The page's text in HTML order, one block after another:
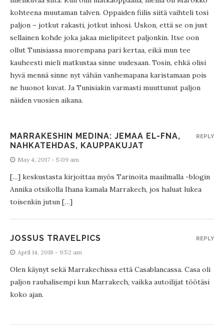
kohteena muutaman talven. Oppaiden fiilis siitä vaihteli tosi
paljon – jotkut rakasti, jotkut inhosi. Uskon, että se on just
sellainen kohde joka jakaa mielipiteet paljonkin. Itse oon
ollut Tunisiassa nuorempana pari kertaa, eikä mun tee
kauheesti mieli matkustaa sinne uudesaan. Tosin, ehkä olisi
hyvä mennä sinne nyt vähän vanhemapana karistamaan pois
ne huonot kuvat. Ja Tunisiakin varmasti muuttunut paljon
näiden vuosien aikana.
MARRAKESHIN MEDINA: JEMAA EL-FNA,
NAHKATEHDAS, KAUPPAKUJAT
May 4, 2017 - 5:09 am
[…] keskustasta kirjoittaa myös Tarinoita maailmalla -blogin
Annika otsikolla Ihana kamala Marrakech, jos haluat lukea
toisenkin jutun […]
REPLY
JOSSUS TRAVELPICS
April 14, 2018 - 9:52 am
Olen käynyt sekä Marrakechissa että Casablancassa. Casa oli
paljon rauhalisempi kun Marrakech, vaikka autoilijat töötäsi
koko ajan.
REPLY